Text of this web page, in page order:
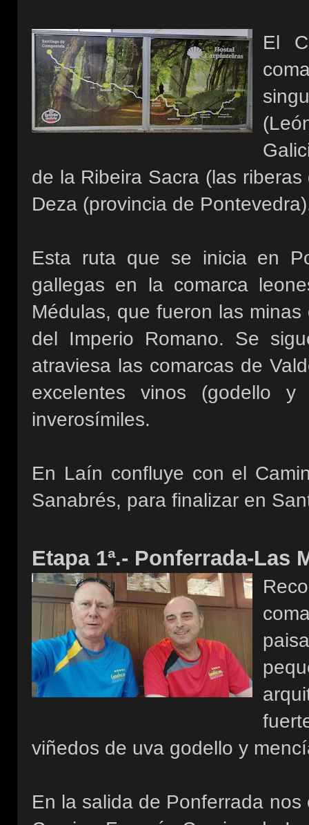
El
de la Ribeira Sacra (las
Deza (provincia de
Esta ruta que se inicia en
gallegas en la comarca
Médulas, que fueron las
del Imperio Romano. Se
atraviesa las comarcas de
excelentes vinos (godello
inverosímiles.
En Laín confluye con el
Sanabrés, para finalizar en
Etapa 1ª.- Ponferrada-Las
viñedos de uva godello y
En la salida de Ponferrada